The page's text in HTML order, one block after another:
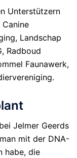
Unterstützern
Landschap
Radboud
Faunawerk,
Jelmer Geerds
mit der DNA-
habe, die